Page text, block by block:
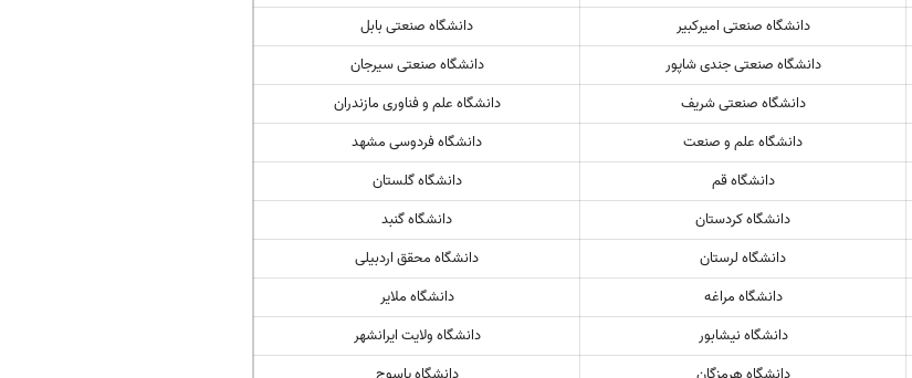
دانشگاه صنعتی امیرکبیر
دانشگاه صنعتی بابل
دانشگاه صنعتی جندی شاپور
دانشگاه صنعتی سیرجان
دانشگاه صنعتی شریف
دانشگاه علم و فناوری مازندران
دانشگاه علم و صنعت
دانشگاه فردوسی مشهد
دانشگاه قم
دانشگاه گلستان
دانشگاه کردستان
دانشگاه گنبد
دانشگاه لرستان
دانشگاه محقق اردبیلی
دانشگاه مراغه
دانشگاه ملایر
دانشگاه نیشابور
دانشگاه ولایت ایرانشهر